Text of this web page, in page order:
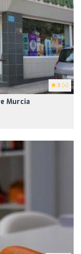
3 (4)
Murcia